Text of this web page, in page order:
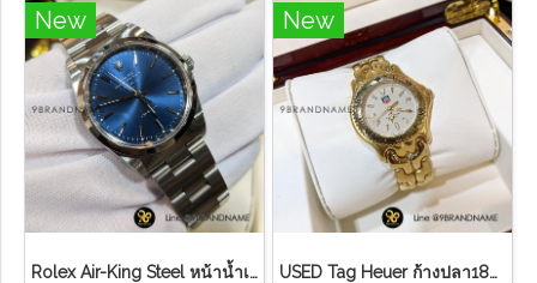
New
Rolex Air-King Steel หน้าน้ำเงิน หลักขีดสภาพดี
New
U​S​E​D​ T​ag Heuer ก้างปลา18K ขอบทอง หน้า ครีม